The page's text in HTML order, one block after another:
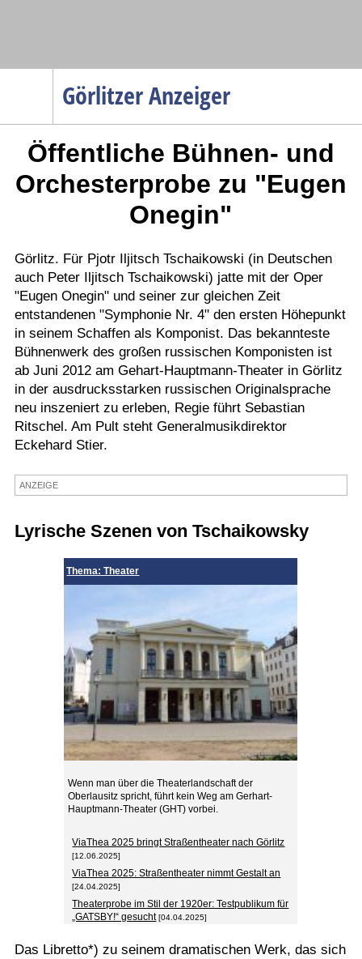
Görlitzer Anzeiger
Menüpunkte
Startseite
Politik
Gesellschaft
Verkehr
Gesundheit
Kultur
Sport
Termine
Kostenlos
Öffentliche Bühnen- und
Orchesterprobe zu "Eugen
Onegin"
Görlitz. Für Pjotr Iljitsch Tschaikowski (in Deutschen
auch Peter Iljitsch Tschaikowski) jatte mit der Oper
"Eugen Onegin" und seiner zur gleichen Zeit
entstandenen "Symphonie Nr. 4" den ersten Höhepunkt
in seinem Schaffen als Komponist. Das bekannteste
Bühnenwerk des großen russischen Komponisten ist
ab Juni 2012 am Gehart-Hauptmann-Theater in Görlitz
in der ausdrucksstarken russischen Originalsprache
neu inszeniert zu erleben, Regie führt Sebastian
Ritschel. Am Pult steht Generalmusikdirektor
Eckehard Stier.
ANZEIGE
Lyrische Szenen von Tschaikowsky
Thema: Theater
Wenn man über die Theaterlandschaft der
Oberlausitz spricht, führt kein Weg am Gerhart-
Hauptmann-Theater (GHT) vorbei.
ViaThea 2025 bringt Straßentheater nach Görlitz
[12.06.2025]
ViaThea 2025: Straßentheater nimmt Gestalt an
[24.04.2025]
Theaterprobe im Stil der 1920er: Testpublikum für
„GATSBY!“ gesucht [04.04.2025]
Das Libretto*) zu seinem dramatischen Werk, das sich